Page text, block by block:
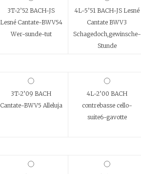
3T-2’52 BACH-JS
Lesné Cantate-BWV54
Wer-sunde-tut
4L-5’51 BACH-JS Lesné
Cantate BWV3
Schagedoch,gewinsche-
Stunde
3T-2’09 BACH
Cantate-BWV5 Alleluja
4L-2’00 BACH
contrebasse cello-
suite6-gavotte